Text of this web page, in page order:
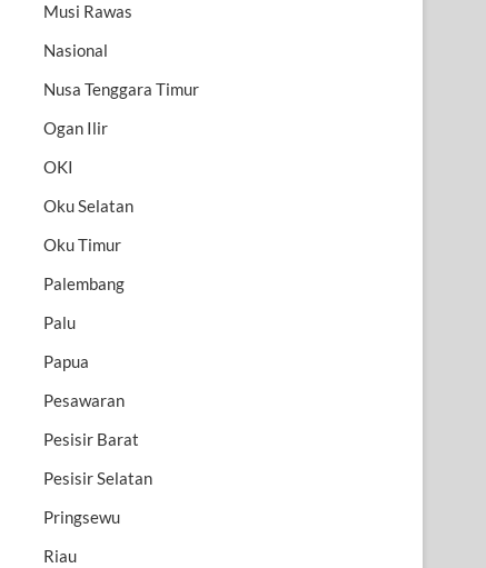
Musi Rawas
Nasional
Nusa Tenggara Timur
Ogan Ilir
OKI
Oku Selatan
Oku Timur
Palembang
Palu
Papua
Pesawaran
Pesisir Barat
Pesisir Selatan
Pringsewu
Riau